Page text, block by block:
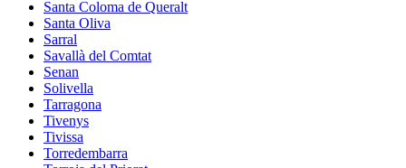
Santa Coloma de Queralt
Santa Oliva
Sarral
Savallà del Comtat
Senan
Solivella
Tarragona
Tivenys
Tivissa
Torredembarra